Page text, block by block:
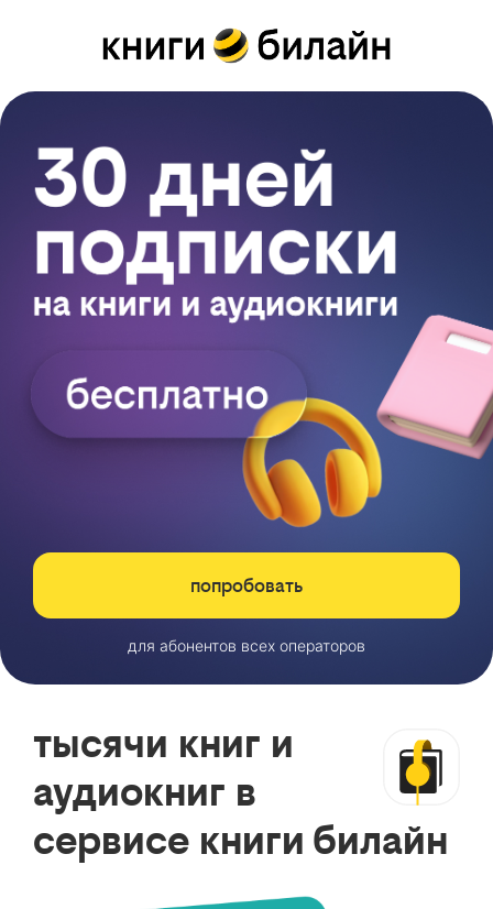
попробовать
для абонентов всех операторов
тысячи книг и
аудиокниг в
сервисе книги билайн